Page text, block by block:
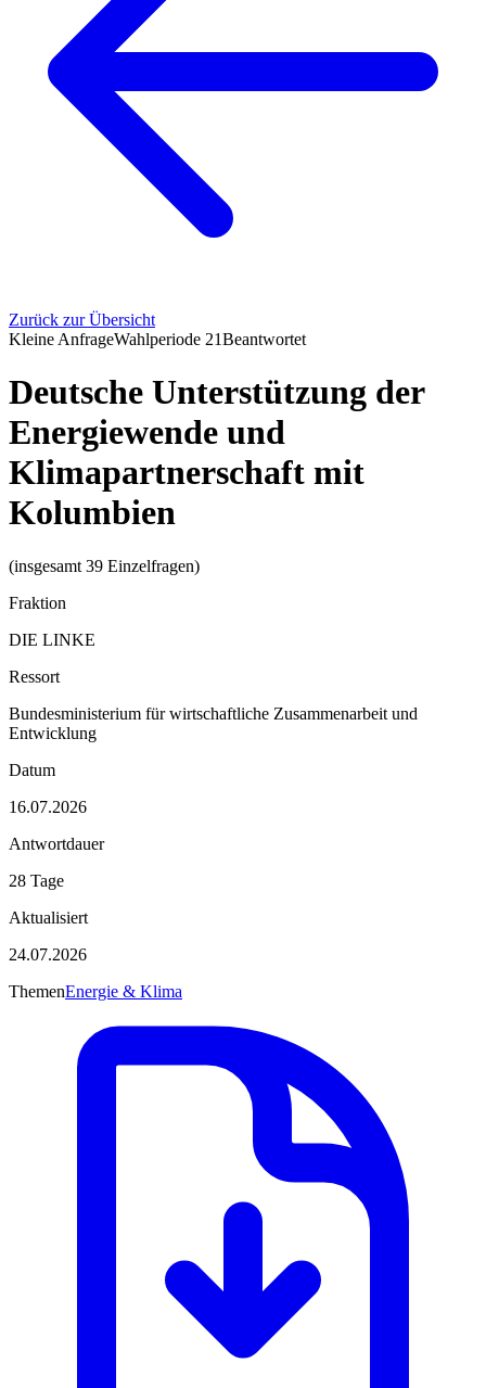
Zurück zur Übersicht
Kleine AnfrageWahlperiode 21Beantwortet
Deutsche Unterstützung der
Energiewende und
Klimapartnerschaft mit
Kolumbien
(insgesamt 39 Einzelfragen)
Fraktion
DIE LINKE
Ressort
Bundesministerium für wirtschaftliche Zusammenarbeit und
Entwicklung
Datum
16.07.2026
Antwortdauer
28 Tage
Aktualisiert
24.07.2026
ThemenEnergie & Klima